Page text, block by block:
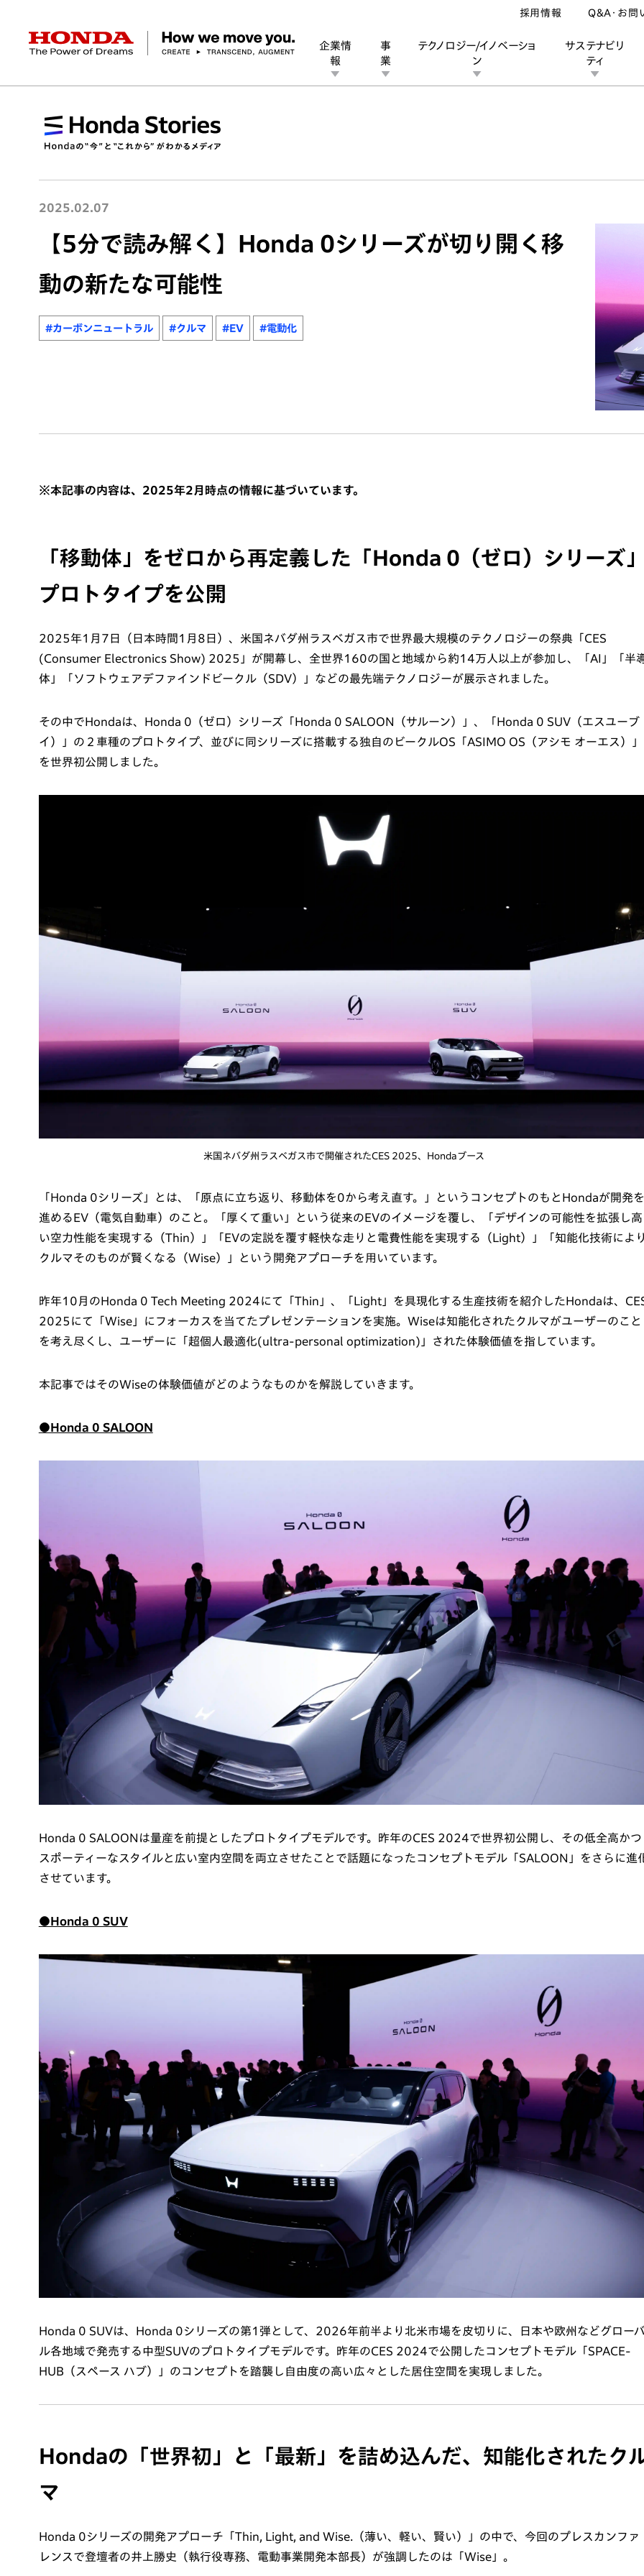
HONDA The Power of Dreams
企業情
報
企業情報 トップ
社長メッセージ 経営方針 会社概要
事
業
事業 トップ
バイク パワープロダクツ
テクノロジー/イノベーショ
ン
テクノロジー/イノベーション トップ
テクノロジー デザイン
サステナビリ
ティ
サステナビリティ トップ
Honda Report 環境
投資家情報 トップ
IR資料室 財務・業績情報
ニュースルーム
ニュースルーム
Discover Honda
Discover Honda
採用情報 Q&A・お問
2025.02.07
【5分で読み解く】Honda 0シリーズが切り開く移
動の新たな可能性
#カーボンニュートラル #クルマ #EV #電動化
※本記事の内容は、2025年2月時点の情報に基づいています。​
「移動体」をゼロから再定義した「Honda 0（ゼロ）シリーズ
プロトタイプを公開
2025年1月7日（日本時間1月8日）、米国ネバダ州ラスベガス市で世界最大規模のテクノロジーの祭典「CES
(Consumer Electronics Show) 2025」が開幕し、全世界160の国と地域から約14万人以上が参加し、「AI」「半
体」「ソフトウェアデファインドビークル（SDV）」などの最先端テクノロジーが展示されました。
その中でHondaは、Honda 0（ゼロ）シリーズ「Honda 0 SALOON（サルーン）」、「Honda 0 SUV（エスユーブ
イ）」の２車種のプロトタイプ、並びに同シリーズに搭載する独自のビークルOS「ASIMO OS（アシモ オーエス）」
を世界初公開しました。
米国ネバダ州ラスベガス市で開催されたCES 2025、Hondaブース
「Honda 0シリーズ」とは、「原点に⽴ち返り、移動体を0から考え直す。」というコンセプトのもとHondaが開発を
進めるEV（電気自動車）のこと。「厚くて重い」という従来のEVのイメージを覆し、「デザインの可能性を拡張し高
い空力性能を実現する（Thin）」「EVの定説を覆す軽快な走りと電費性能を実現する（Light）」「知能化技術によ
クルマそのものが賢くなる（Wise）」という開発アプローチを用いています。
昨年10月のHonda 0 Tech Meeting 2024にて「Thin」、「Light」を具現化する生産技術を紹介したHondaは、
2025にて「Wise」にフォーカスを当てたプレゼンテーションを実施。Wiseは知能化されたクルマがユーザーのこと
を考え尽くし、ユーザーに「超個人最適化(ultra-personal optimization)」された体験価値を指しています。
本記事ではそのWiseの体験価値がどのようなものかを解説していきます。
●Honda 0 SALOON
Honda 0 SALOONは量産を前提としたプロトタイプモデルです。昨年のCES 2024で世界初公開し、その低全高かつ
スポーティーなスタイルと広い室内空間を両立させたことで話題になったコンセプトモデル「SALOON」をさらに進
させています。
●Honda 0 SUV
Honda 0 SUVは、Honda 0シリーズの第1弾として、2026年前半より北米市場を皮切りに、日本や欧州などグロー
ル各地域で発売する中型SUVのプロトタイプモデルです。昨年のCES 2024で公開したコンセプトモデル「SPACE-
HUB（スペース ハブ）」のコンセプトを踏襲し自由度の高い広々とした居住空間を実現しました。
Hondaの「世界初」と「最新」を詰め込んだ、知能化されたク
マ
Honda 0シリーズの開発アプローチ「Thin, Light, and Wise.（薄い、軽い、賢い）」の中で、今回のプレスカンファ
レンスで登壇者の井上勝史（執行役専務、電動事業開発本部長）が強調したのは「Wise」。